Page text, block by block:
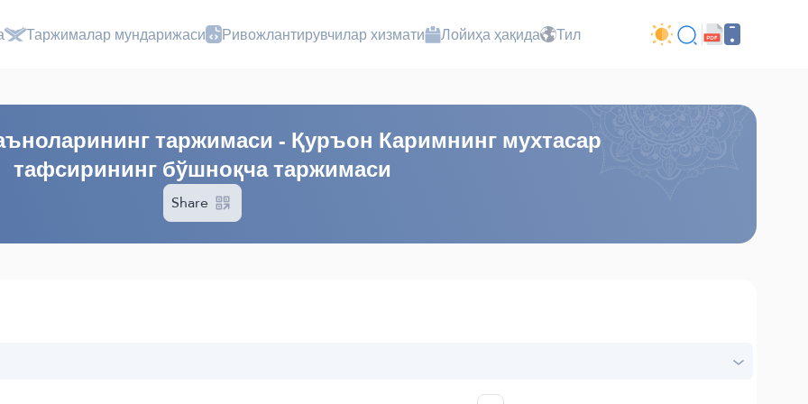
Таржималар мундарижаси Ривожлантирувчилар хизмати Лойиҳа ҳақида Тил
таржимаси - Қуръон Каримнинг мухтасар
тафсирининг бўшноқча таржимаси
Share